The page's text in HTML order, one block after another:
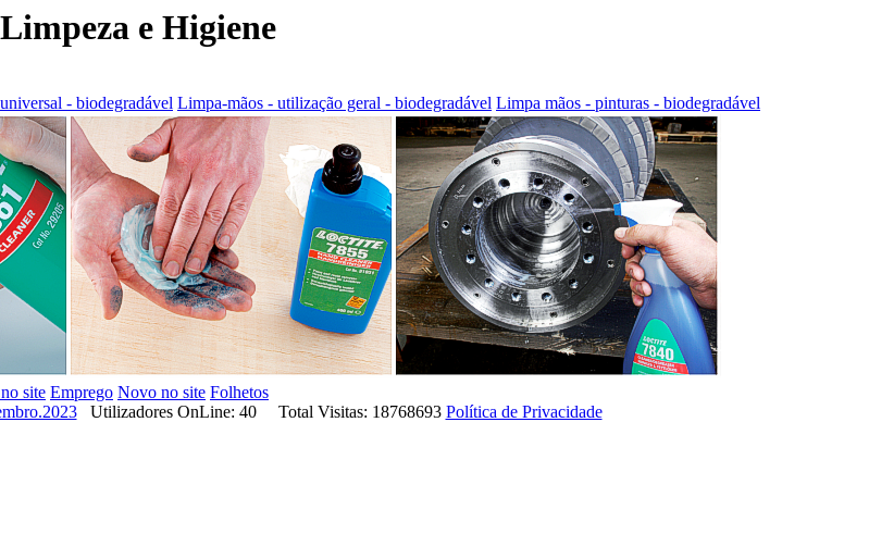
Limpeza e Higiene
- biodegradável Limpa-mãos - utilização geral - biodegradável Limpa mãos - pinturas - biodegradável
site Emprego Novo no site Folhetos
Utilizadores OnLine: 40 Total Visitas: 18768693 Política de Privacidade